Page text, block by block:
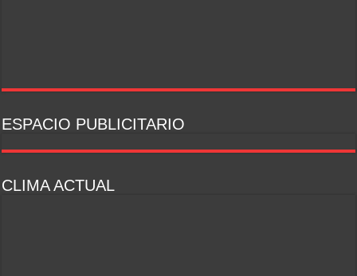
ESPACIO PUBLICITARIO
CLIMA ACTUAL